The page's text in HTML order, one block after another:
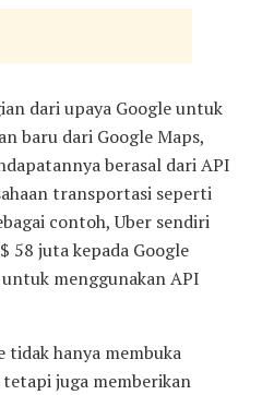
dari upaya Google untuk
baru dari Google Maps,
berasal dari API
transportasi seperti
contoh, Uber sendiri
58 juta kepada Google
menggunakan API
tidak hanya membuka
juga memberikan